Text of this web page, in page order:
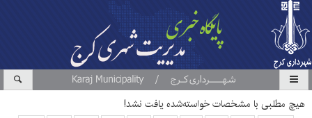
هیچ مطلبی با مشخصات خواسته‌شده یافت نشد!